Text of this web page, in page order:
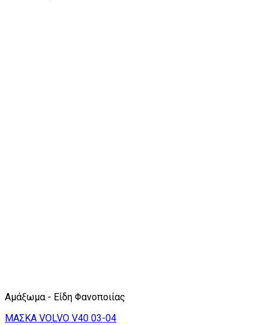
Αμάξωμα - Είδη Φανοποιίας
ΜΑΣΚΑ VOLVO V40 03-04